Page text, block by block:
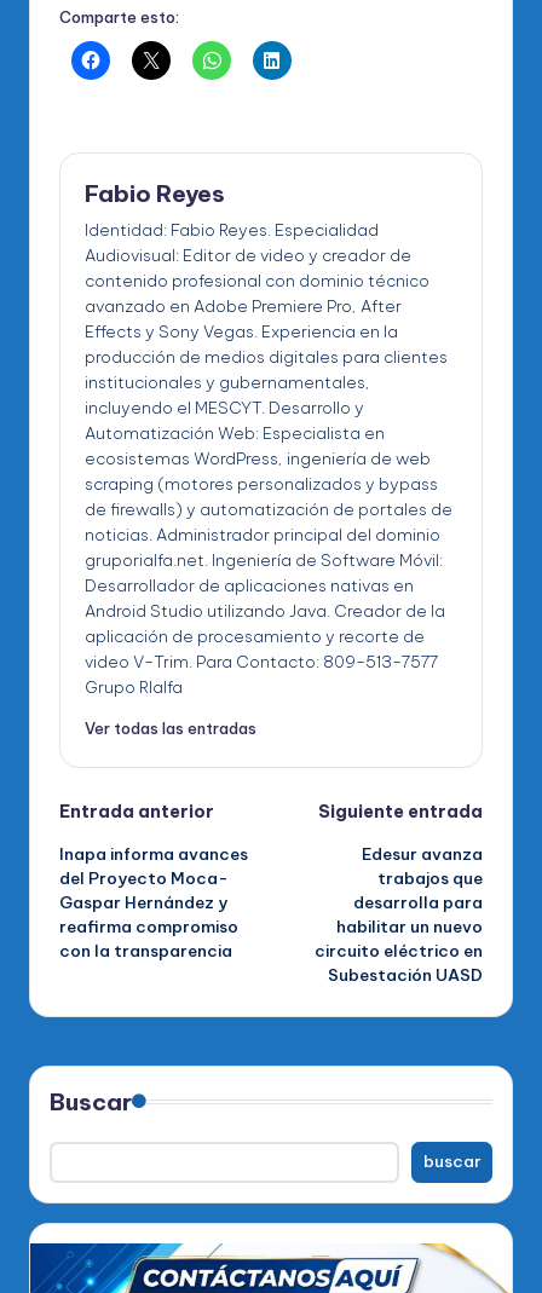
Comparte esto:
Fabio Reyes
Identidad: Fabio Reyes. Especialidad
Audiovisual: Editor de video y creador de
contenido profesional con dominio técnico
avanzado en Adobe Premiere Pro, After
Effects y Sony Vegas. Experiencia en la
producción de medios digitales para clientes
institucionales y gubernamentales,
incluyendo el MESCYT. Desarrollo y
Automatización Web: Especialista en
ecosistemas WordPress, ingeniería de web
scraping (motores personalizados y bypass
de firewalls) y automatización de portales de
noticias. Administrador principal del dominio
gruporialfa.net. Ingeniería de Software Móvil:
Desarrollador de aplicaciones nativas en
Android Studio utilizando Java. Creador de la
aplicación de procesamiento y recorte de
video V-Trim. Para Contacto: 809-513-7577
Grupo RIalfa
Ver todas las entradas
Navegación
de
entradas
Entrada anterior
Inapa informa avances
del Proyecto Moca-
Gaspar Hernández y
reafirma compromiso
con la transparencia
Siguiente entrada
Edesur avanza
trabajos que
desarrolla para
habilitar un nuevo
circuito eléctrico en
Subestación UASD
Buscar
buscar